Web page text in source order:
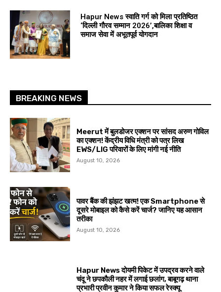
Hapur News स्वाति गर्ग को मिला प्रतिष्ठित
‘दिल्ली गौरव सम्मान 2026’,बालिका शिक्षा व
समाज सेवा में अभूतपूर्व योगदान
BREAKING NEWS
Meerut में बुलडोजर एक्शन पर सांसद अरुण गोविल
का एक्शन! केंद्रीय विधि मंत्री को पत्र लिख
EWS/LIG परिवारों के लिए मांगी नई नीति
August 10, 2026
पावर बैंक की झंझट खत्म! एक Smartphone से
दूसरे मोबाइल को कैसे करें चार्ज? जानिए यह आसान
तरीका
August 10, 2026
Hapur News दोयमी पिकेट में उपद्रव करने वाले
चंदू ने छपकौली नहर में लगाई छलांग, बाबूगढ़ थाना
प्रभारी प्रवीन कुमार ने किया सफल रेस्क्यू